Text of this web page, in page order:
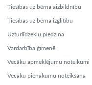
Tiesības uz bērna aizbildnību
Tiesības uz bērna izglītību
Uzturlīdzekļu piedziņa
Vardarbība ģimenē
Vecāku apmeklējumu noteikumi
Vecāku pienākumu noteikšana